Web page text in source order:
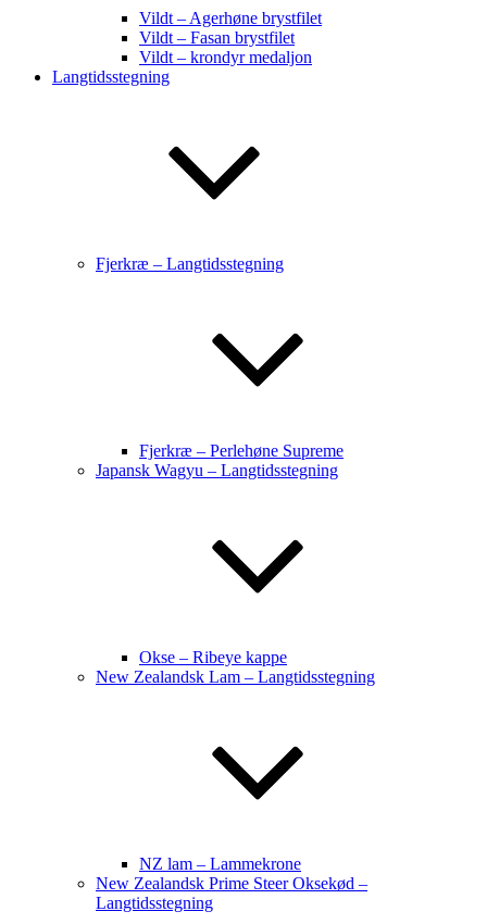
Vildt – Agerhøne brystfilet
Vildt – Fasan brystfilet
Vildt – krondyr medaljon
Langtidsstegning
Fjerkræ – Langtidsstegning
Fjerkræ – Perlehøne Supreme
Japansk Wagyu – Langtidsstegning
Okse – Ribeye kappe
New Zealandsk Lam – Langtidsstegning
NZ lam – Lammekrone
New Zealandsk Prime Steer Oksekød –
Langtidsstegning